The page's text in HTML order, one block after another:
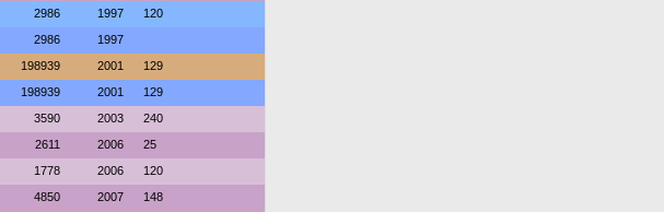
2986 1997 120
2986 1997
198939 2001 129
198939 2001 129
3590 2003 240
2611 2006 25
1778 2006 120
4850 2007 148